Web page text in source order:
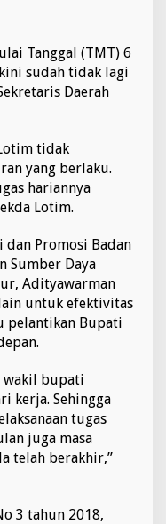
a
t
S
e
a
o
t
B
e
r
a
k
h
i
r
i
n
i
A
l
a
n
Tanggal (TMT) 6
sudah tidak lagi
Daerah
tidak
yang berlaku.
hariannya
Lotim.
dan Promosi Badan
Sumber Daya
Adityawarman
lain untuk efektivitas
pelantikan Bupati
wakil bupati
kerja. Sehingga
tugas
juga masa
telah berakhir,”
3 tahun 2018,